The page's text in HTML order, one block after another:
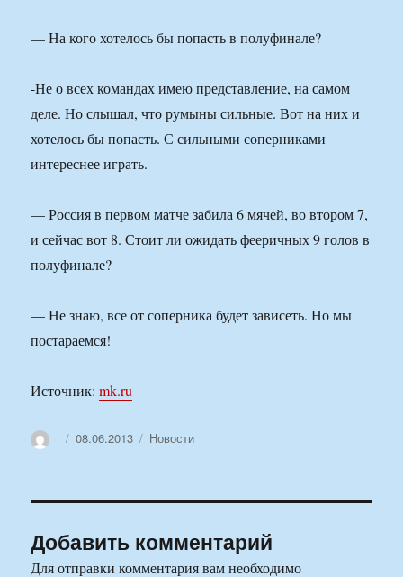
— На кого хотелось бы попасть в полуфинале?
-Не о всех командах имею представление, на самом
деле. Но слышал, что румыны сильные. Вот на них и
хотелось бы попасть. С сильными соперниками
интереснее играть.
— Россия в первом матче забила 6 мячей, во втором 7,
и сейчас вот 8. Стоит ли ожидать фееричных 9 голов в
полуфинале?
— Не знаю, все от соперника будет зависеть. Но мы
постараемся!
Источник:mk.ru
АвторОпубликовано
08.06.2013 Рубрики
Новости
Добавить комментарий
Для отправки комментария вам необходимо